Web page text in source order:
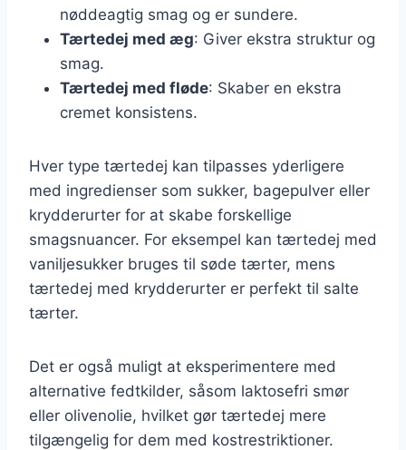
nøddeagtig smag og er sundere.
Tærtedej med æg: Giver ekstra struktur og
smag.
Tærtedej med fløde: Skaber en ekstra
cremet konsistens.
Hver type tærtedej kan tilpasses yderligere
med ingredienser som sukker, bagepulver eller
krydderurter for at skabe forskellige
smagsnuancer. For eksempel kan tærtedej med
vaniljesukker bruges til søde tærter, mens
tærtedej med krydderurter er perfekt til salte
tærter.
Det er også muligt at eksperimentere med
alternative fedtkilder, såsom laktosefri smør
eller olivenolie, hvilket gør tærtedej mere
tilgængelig for dem med kostrestriktioner.